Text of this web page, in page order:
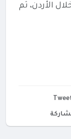
الأردن، ثم